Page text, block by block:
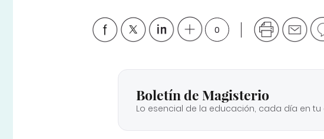
0
Boletín de Magisterio
Lo esencial de la educación, cada día en tu